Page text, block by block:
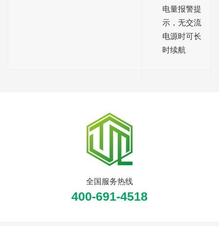
电量报警提
示，无交流
电源时可长
时续航
全国服务热线
400-691-4518